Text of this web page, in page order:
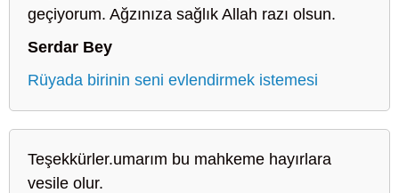
geçiyorum. Ağzınıza sağlık Allah razı olsun.
Serdar Bey
Rüyada birinin seni evlendirmek istemesi
Teşekkürler.umarım bu mahkeme hayırlara
vesile olur.